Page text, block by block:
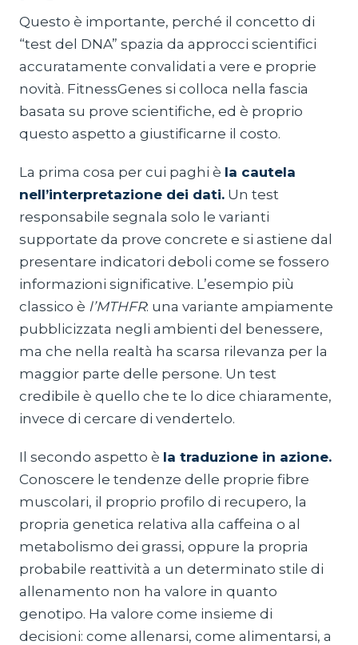
Questo è importante, perché il concetto di
“test del DNA” spazia da approcci scientifici
accuratamente convalidati a vere e proprie
novità. FitnessGenes si colloca nella fascia
basata su prove scientifiche, ed è proprio
questo aspetto a giustificarne il costo.
La prima cosa per cui paghi è la cautela
nell’interpretazione dei dati. Un test
responsabile segnala solo le varianti
supportate da prove concrete e si astiene dal
presentare indicatori deboli come se fossero
informazioni significative. L’esempio più
classico è l’MTHFR: una variante ampiamente
pubblicizzata negli ambienti del benessere,
ma che nella realtà ha scarsa rilevanza per la
maggior parte delle persone. Un test
credibile è quello che te lo dice chiaramente,
invece di cercare di vendertelo.
Il secondo aspetto è la traduzione in azione.
Conoscere le tendenze delle proprie fibre
muscolari, il proprio profilo di recupero, la
propria genetica relativa alla caffeina o al
metabolismo dei grassi, oppure la propria
probabile reattività a un determinato stile di
allenamento non ha valore in quanto
genotipo. Ha valore come insieme di
decisioni: come allenarsi, come alimentarsi, a